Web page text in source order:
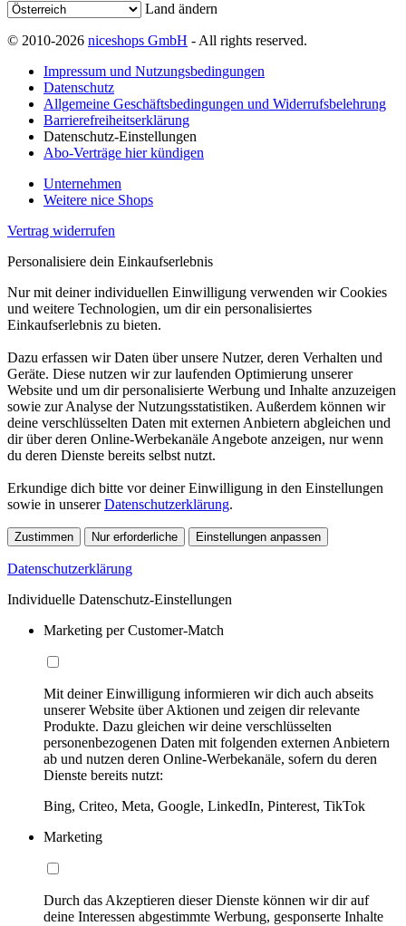
Land ändern
© 2010-2026 niceshops GmbH - All rights reserved.
Impressum und Nutzungsbedingungen
Datenschutz
Allgemeine Geschäftsbedingungen und Widerrufsbelehrung
Barrierefreiheitserklärung
Datenschutz-Einstellungen
Abo-Verträge hier kündigen
Unternehmen
Weitere nice Shops
Vertrag widerrufen
Personalisiere dein Einkaufserlebnis
Nur mit deiner individuellen Einwilligung verwenden wir Cookies
und weitere Technologien, um dir ein personalisiertes
Einkaufserlebnis zu bieten.
Dazu erfassen wir Daten über unsere Nutzer, deren Verhalten und
Geräte. Diese nutzen wir zur laufenden Optimierung unserer
Website und um dir personalisierte Werbung und Inhalte anzuzeigen
sowie zur Analyse der Nutzungsstatistiken. Außerdem können wir
deine verschlüsselten Daten mit externen Anbietern abgleichen und
dir über deren Online-Werbekanäle Angebote anzeigen, nur wenn
du deren Dienste bereits selbst nutzt.
Erkundige dich bitte vor deiner Einwilligung in den Einstellungen
sowie in unsererDatenschutzerklärung.
Zustimmen Nur erforderliche Einstellungen anpassen
Datenschutzerklärung
Individuelle Datenschutz-Einstellungen
Marketing per Customer-Match
Mit deiner Einwilligung informieren wir dich auch abseits
unserer Website über Aktionen und zeigen dir relevante
Produkte. Dazu gleichen wir deine verschlüsselten
personenbezogenen Daten mit folgenden externen Anbietern
ab und nutzen deren Online-Werbekanäle, sofern du deren
Dienste bereits nutzt:
Bing, Criteo, Meta, Google, LinkedIn, Pinterest, TikTok
Marketing
Durch das Akzeptieren dieser Dienste können wir dir auf
deine Interessen abgestimmte Werbung, gesponserte Inhalte